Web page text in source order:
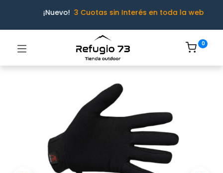
¡Nuevo! 3 Cuotas sin Interés en toda la web
0